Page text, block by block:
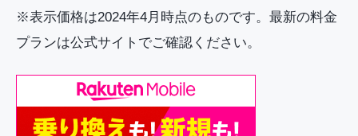
※表示価格は2024年4月時点のものです。最新の料金
プランは公式サイトでご確認ください。